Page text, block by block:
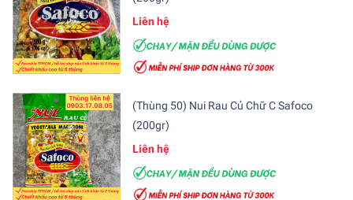
Liên hệ
(Thùng 50) Nui Rau Củ Chữ C Safoco
(200gr)
Liên hệ